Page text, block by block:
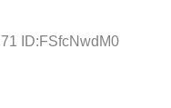
ID:FSfcNwdM0